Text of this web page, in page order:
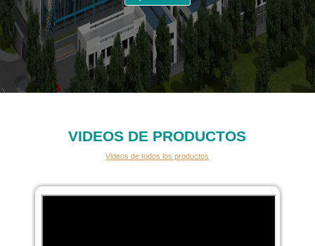
VIDEOS DE PRODUCTOS
Videos de todos los productos